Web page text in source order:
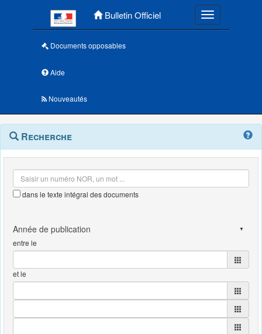
Bulletin Officiel Toggle
Documents opposables
Aide
Nouveautés
Navigation
outils
Menu
contextuel
Recherche
dans le texte intégral des documents
entre le
et le